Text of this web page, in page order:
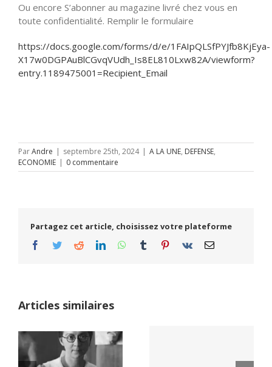
Ou encore S’abonner au magazine livré chez vous en
toute confidentialité. Remplir le formulaire
https://docs.google.com/forms/d/e/1FAIpQLSfPYJfb8KjEya-
X17w0DGPAuBlCGvqVUdh_Is8EL810Lxw82A/viewform?
entry.1189475001=Recipient_Email
ParAndre | septembre 25th, 2024 | A LA UNE, DEFENSE,
ECONOMIE | 0 commentaire
Partagez cet article, choisissez votre plateforme
Facebook
TwitterRedditLinkedInWhatsApp
Tumblr Pinterest
Vk Email
Articles similaires